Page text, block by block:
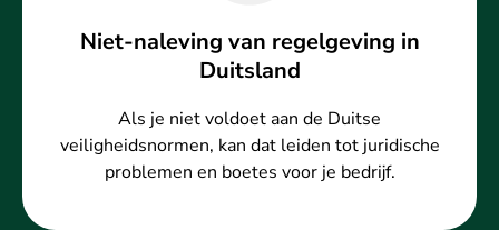
Niet-naleving van regelgeving in
Duitsland
Als je niet voldoet aan de Duitse
veiligheidsnormen, kan dat leiden tot juridische
problemen en boetes voor je bedrijf.